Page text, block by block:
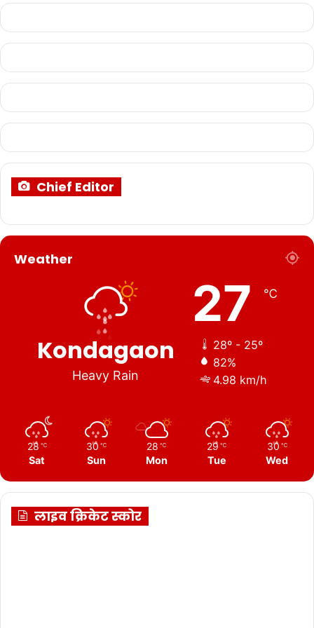
Chief Editor
Weather
Kondagaon
Heavy Rain
27 ℃
28º - 25º
82%
4.98 km/h
28 ℃
Sat
30 ℃
Sun
28 ℃
Mon
29 ℃
Tue
30 ℃
Wed
लाइव क्रिकेट स्कोर